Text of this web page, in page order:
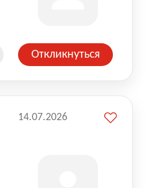
Откликнуться
14.07.2026